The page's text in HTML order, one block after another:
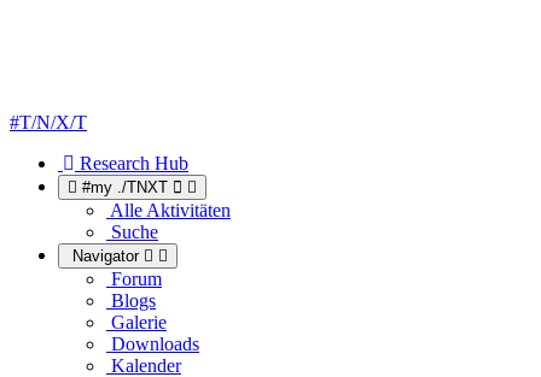
#T/N/X/T
Research Hub
#my ./TNXT
Alle Aktivitäten
Suche
Navigator
Forum
Blogs
Galerie
Downloads
Kalender